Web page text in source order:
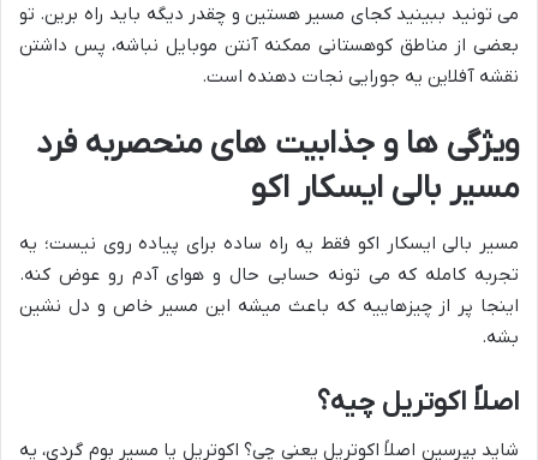
می تونید ببینید کجای مسیر هستین و چقدر دیگه باید راه برین. تو
بعضی از مناطق کوهستانی ممکنه آنتن موبایل نباشه، پس داشتن
نقشه آفلاین یه جورایی نجات دهنده است.
ویژگی ها و جذابیت های منحصربه فرد
مسیر بالی ایسکار اکو
مسیر بالی ایسکار اکو فقط یه راه ساده برای پیاده روی نیست؛ یه
تجربه کامله که می تونه حسابی حال و هوای آدم رو عوض کنه.
اینجا پر از چیزهاییه که باعث میشه این مسیر خاص و دل نشین
بشه.
اصلاً اکوتریل چیه؟
شاید بپرسین اصلاً اکوتریل یعنی چی؟ اکوتریل یا مسیر بوم گردی، یه